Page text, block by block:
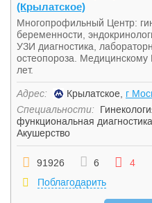
(Крылатское)
Многопрофильный Центр:
беременности,
УЗИ диагностика,
остеопороза. Медицинскому
лет.
Адрес: Крылатское, г
Специальности:
функциональная диагностика
Акушерство
91926 6
4
Поблагодарить